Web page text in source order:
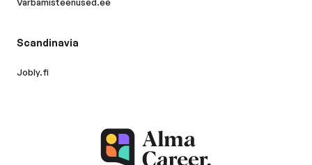
Varbamisteenused.ee
Scandinavia
Jobly.fi